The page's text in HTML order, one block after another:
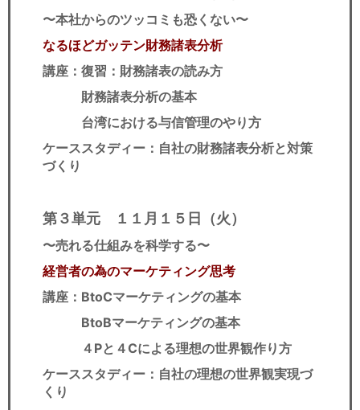
〜本社からのツッコミも恐くない〜
なるほどガッテン財務諸表分析
講座：復習：財務諸表の読み方
財務諸表分析の基本
台湾における与信管理のやり方
ケーススタディー：自社の財務諸表分析と対策
づくり
第３単元 １１月１５日（火）
〜売れる仕組みを科学する〜
経営者の為のマーケティング思考
講座：BtoCマーケティングの基本
BtoBマーケティングの基本
４Pと４Cによる理想の世界観作り方
ケーススタディー：自社の理想の世界観実現づ
くり